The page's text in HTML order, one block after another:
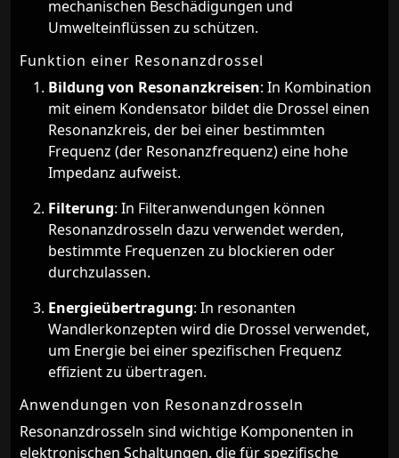
mechanischen Beschädigungen und
Umwelteinflüssen zu schützen.
Funktion einer Resonanzdrossel
Bildung von Resonanzkreisen: In Kombination
mit einem Kondensator bildet die Drossel einen
Resonanzkreis, der bei einer bestimmten
Frequenz (der Resonanzfrequenz) eine hohe
Impedanz aufweist.
Filterung: In Filteranwendungen können
Resonanzdrosseln dazu verwendet werden,
bestimmte Frequenzen zu blockieren oder
durchzulassen.
Energieübertragung: In resonanten
Wandlerkonzepten wird die Drossel verwendet,
um Energie bei einer spezifischen Frequenz
effizient zu übertragen.
Anwendungen von Resonanzdrosseln
Resonanzdrosseln sind wichtige Komponenten in
elektronischen Schaltungen, die für spezifische